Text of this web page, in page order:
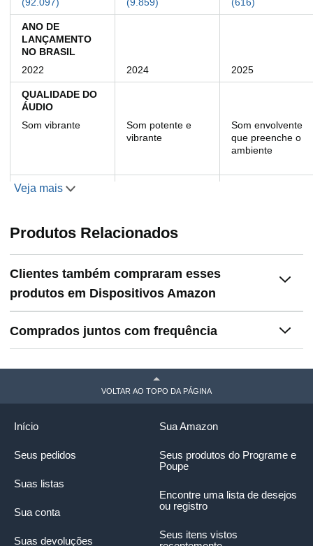
ANO DE
LANÇAMENTO
NO BRASIL
2022
2024 2025
QUALIDADE DO
ÁUDIO
Som vibrante
Som potente e
vibrante
Som envolvente
que preenche o
ambiente
ALTO-FALANTES
direcionamento
direcionamento
Adaptação
INTELIGENTE
99 mm x 99 mm x
113 mm x 103
Veja mais
Produtos Relacionados
Clientes também compraram esses
produtos em Dispositivos Amazon
Comprados juntos com frequência
VOLTAR AO TOPO DA PÁGINA
Sua Amazon
Seus produtos do Programe e
Poupe
Encontre uma lista de desejos
ou registro
Seus itens vistos
Início
Seus pedidos
Suas listas
Sua conta
Suas devoluções